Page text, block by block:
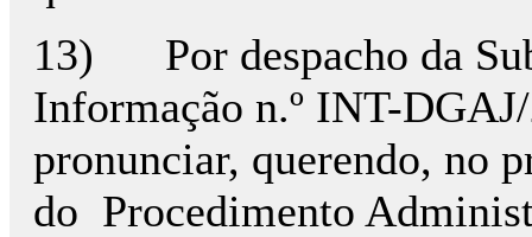
13) Por despacho da
Informação n.º INT-
pronunciar, querendo, no
do Procedimento